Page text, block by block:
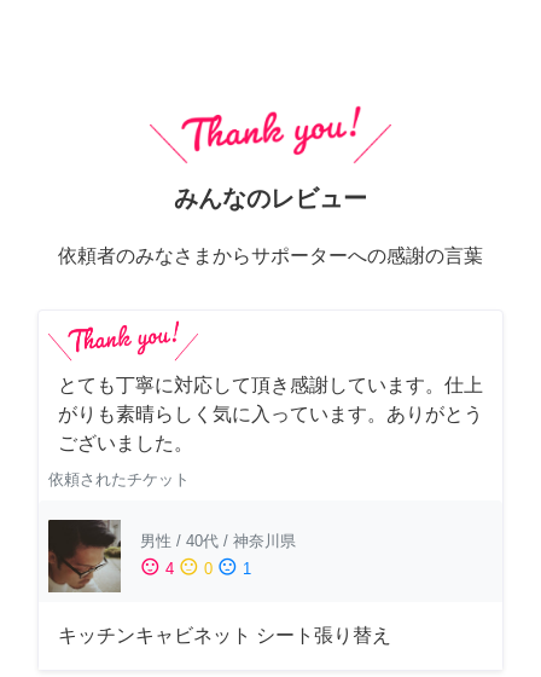
みんなのレビュー
依頼者のみなさまからサポーターへの感謝の言葉
とても丁寧に対応して頂き感謝しています。仕上
がりも素晴らしく気に入っています。ありがとう
ございました。
依頼されたチケット
男性 / 40代 / 神奈川県
sentiment_satisfied 4 sentiment_neutral 0 sentiment_dissatisfied 1
キッチンキャビネット シート張り替え